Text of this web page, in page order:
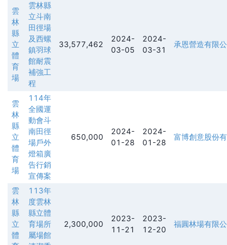
雲
林
縣
立
體
育
場
雲林縣
立斗南
田徑場
及西螺
鎮羽球
館耐震
補強工
程
33,577,462
2024-
03-05
2024-
03-31
承恩營造有限
雲
林
縣
立
體
育
場
114年
全國運
動會斗
南田徑
場戶外
燈箱廣
告行銷
宣傳案
650,000
2024-
01-28
2024-
01-28
富博創意股份
雲
林
縣
立
體
113年
度雲林
縣立體
育場所
屬場館
2,300,000
2023-
11-21
2023-
12-20
福圓林場有限